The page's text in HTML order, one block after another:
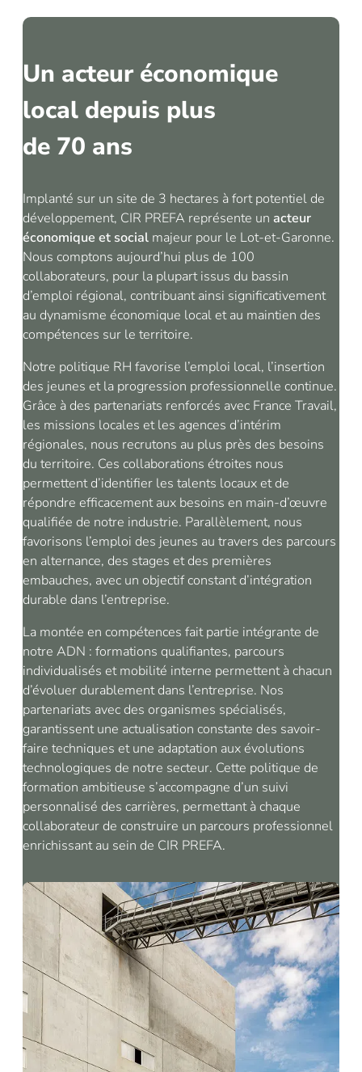
Un acteur économique
local depuis plus
de 70 ans
Implanté sur un site de 3 hectares à fort potentiel de
développement, CIR PREFA représente un acteur
économique et social majeur pour le Lot-et-Garonne.
Nous comptons aujourd’hui plus de 100
collaborateurs, pour la plupart issus du bassin
d’emploi régional, contribuant ainsi significativement
au dynamisme économique local et au maintien des
compétences sur le territoire.
Notre politique RH favorise l’emploi local, l’insertion
des jeunes et la progression professionnelle continue.
Grâce à des partenariats renforcés avec France Travail,
les missions locales et les agences d’intérim
régionales, nous recrutons au plus près des besoins
du territoire. Ces collaborations étroites nous
permettent d’identifier les talents locaux et de
répondre efficacement aux besoins en main-d’œuvre
qualifiée de notre industrie. Parallèlement, nous
favorisons l’emploi des jeunes au travers des parcours
en alternance, des stages et des premières
embauches, avec un objectif constant d’intégration
durable dans l’entreprise.
La montée en compétences fait partie intégrante de
notre ADN : formations qualifiantes, parcours
individualisés et mobilité interne permettent à chacun
d’évoluer durablement dans l’entreprise. Nos
partenariats avec des organismes spécialisés,
garantissent une actualisation constante des savoir-
faire techniques et une adaptation aux évolutions
technologiques de notre secteur. Cette politique de
formation ambitieuse s’accompagne d’un suivi
personnalisé des carrières, permettant à chaque
collaborateur de construire un parcours professionnel
enrichissant au sein de CIR PREFA.